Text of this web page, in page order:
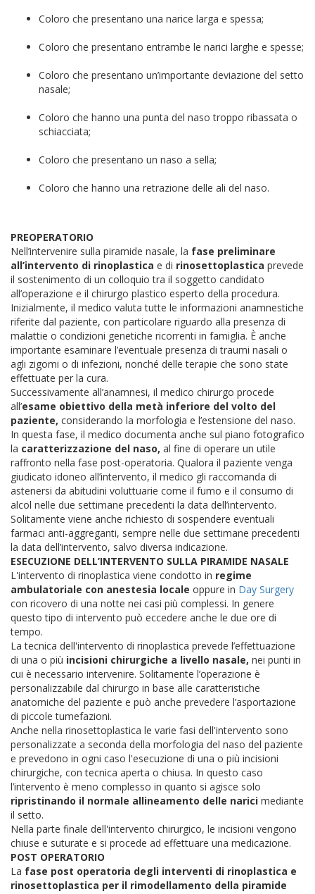
Coloro che presentano una narice larga e spessa;
Coloro che presentano entrambe le narici larghe e spesse;
Coloro che presentano un’importante deviazione del setto
nasale;
Coloro che hanno una punta del naso troppo ribassata o
schiacciata;
Coloro che presentano un naso a sella;
Coloro che hanno una retrazione delle ali del naso.
PREOPERATORIO
Nell’intervenire sulla piramide nasale, la fase preliminare
all’intervento di rinoplastica e di rinosettoplastica prevede
il sostenimento di un colloquio tra il soggetto candidato
all’operazione e il chirurgo plastico esperto della procedura.
Inizialmente, il medico valuta tutte le informazioni anamnestiche
riferite dal paziente, con particolare riguardo alla presenza di
malattie o condizioni genetiche ricorrenti in famiglia. È anche
importante esaminare l’eventuale presenza di traumi nasali o
agli zigomi o di infezioni, nonché delle terapie che sono state
effettuate per la cura.
Successivamente all’anamnesi, il medico chirurgo procede
all’esame obiettivo della metà inferiore del volto del
paziente, considerando la morfologia e l’estensione del naso.
In questa fase, il medico documenta anche sul piano fotografico
la caratterizzazione del naso, al fine di operare un utile
raffronto nella fase post-operatoria. Qualora il paziente venga
giudicato idoneo all’intervento, il medico gli raccomanda di
astenersi da abitudini voluttuarie come il fumo e il consumo di
alcol nelle due settimane precedenti la data dell’intervento.
Solitamente viene anche richiesto di sospendere eventuali
farmaci anti-aggreganti, sempre nelle due settimane precedenti
la data dell’intervento, salvo diversa indicazione.
ESECUZIONE DELL’INTERVENTO SULLA PIRAMIDE NASALE
L'intervento di rinoplastica viene condotto in regime
ambulatoriale con anestesia locale oppure in Day Surgery
con ricovero di una notte nei casi più complessi. In genere
questo tipo di intervento può eccedere anche le due ore di
tempo.
La tecnica dell'intervento di rinoplastica prevede l’effettuazione
di una o più incisioni chirurgiche a livello nasale, nei punti in
cui è necessario intervenire. Solitamente l’operazione è
personalizzabile dal chirurgo in base alle caratteristiche
anatomiche del paziente e può anche prevedere l’asportazione
di piccole tumefazioni.
Anche nella rinosettoplastica le varie fasi dell'intervento sono
personalizzate a seconda della morfologia del naso del paziente
e prevedono in ogni caso l'esecuzione di una o più incisioni
chirurgiche, con tecnica aperta o chiusa. In questo caso
l’intervento è meno complesso in quanto si agisce solo
ripristinando il normale allineamento delle narici mediante
il setto.
Nella parte finale dell'intervento chirurgico, le incisioni vengono
chiuse e suturate e si procede ad effettuare una medicazione.
POST OPERATORIO
La fase post operatoria degli interventi di rinoplastica e
rinosettoplastica per il rimodellamento della piramide